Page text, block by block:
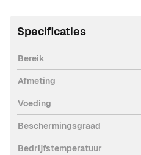
Specificaties
Bereik
Afmeting
Voeding
Beschermingsgraad
Bedrijfstemperatuur